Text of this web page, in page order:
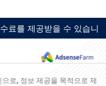
료를 제공받을 수 있습니
로, 정보 제공을 목적으로 제